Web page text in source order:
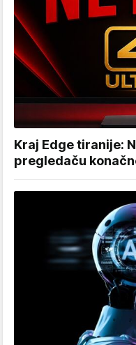
Kraj Edge tiranije:
pregledaču